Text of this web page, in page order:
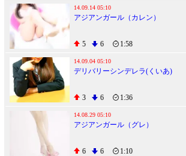
14.09.14 05:10
アジアンガール（カレン）
5 6 1:58
14.09.04 05:10
デリバリーシンデレラ(くいあ)
3 6 1:36
14.08.29 05:10
アジアンガール（グレ）
6 6 1:10